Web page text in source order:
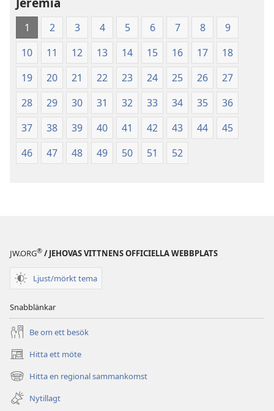
heliga
skrift
(2003)
heliga
skrift
(2003)
1 2 3 4 5 6 7 8
9
10
11 12 13 14 15 16 17
18
19
20 21 22 23 24 25 26
27
28
29 30 31 32 33 34 35
36
37
38 39 40 41 42 43 44
45
46
47 48 49 50 51 52
JW.ORG® / JEHOVAS VITTNENS OFFICIELLA WEBBPLATS
Ljust/mörkt tema
Snabblänkar
Be om ett besök
Hitta ett möte
(öppnar
nytt
fönster)
Hitta en regional sammankomst
(öppnar
nytt
fönster)
Nytillagt